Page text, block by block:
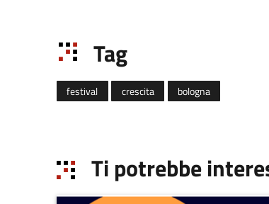
Tag
festival crescita bologna
Ti potrebbe